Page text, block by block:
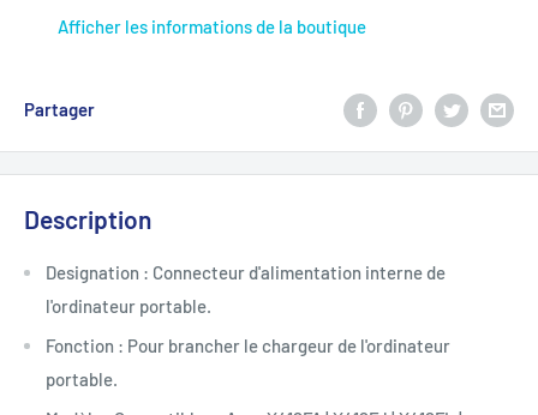
Afficher les informations de la boutique
Partager
Description
Designation : Connecteur d'alimentation interne de
l'ordinateur portable.
Fonction : Pour brancher le chargeur de l'ordinateur
portable.